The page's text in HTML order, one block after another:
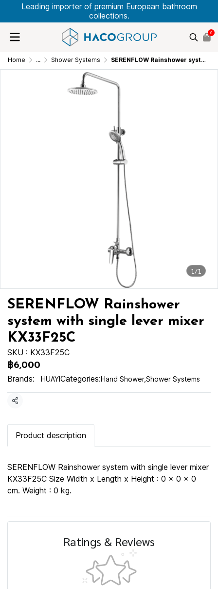
Leading importer of premium European bathroom
collections.
0
Home ... Shower Systems SERENFLOW Rainshower system with single lever mixer KX33F25C
1/1
SERENFLOW Rainshower
system with single lever mixer
KX33F25C
SKU : KX33F25C
฿6,000
Brands:
HUAYICategories:Hand Shower,Shower Systems
Share
Product description
SERENFLOW Rainshower system with single lever mixer
KX33F25C Size Width x Length x Height : 0 x 0 x 0
cm. Weight : 0 kg.
Ratings & Reviews